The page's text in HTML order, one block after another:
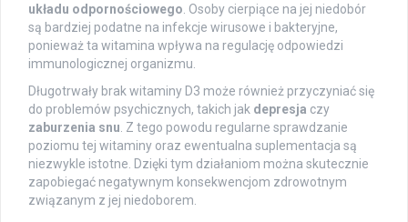
układu odpornościowego . Osoby cierpiące na jej niedobór
są bardziej podatne na infekcje wirusowe i bakteryjne,
ponieważ ta witamina wpływa na regulację odpowiedzi
immunologicznej organizmu.
Długotrwały brak witaminy D3 może również przyczyniać się
do problemów psychicznych, takich jak depresja czy
zaburzenia snu . Z tego powodu regularne sprawdzanie
poziomu tej witaminy oraz ewentualna suplementacja są
niezwykle istotne. Dzięki tym działaniom można skutecznie
zapobiegać negatywnym konsekwencjom zdrowotnym
związanym z jej niedoborem.